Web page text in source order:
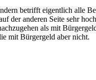
betrifft eigentlich alle
der anderen Seite sehr
als mit
mit Bürgergeld aber nicht.